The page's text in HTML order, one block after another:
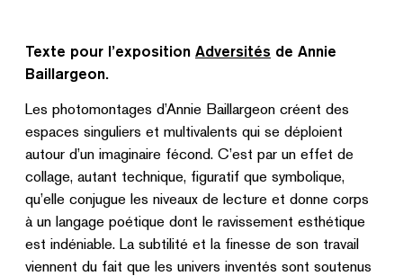
Texte pour l’exposition Adversités de Annie
Baillargeon.
Les photomontages d’Annie Baillargeon créent des
espaces singuliers et multivalents qui se déploient
autour d’un imaginaire fécond. C’est par un effet de
collage, autant technique, figuratif que symbolique,
qu’elle conjugue les niveaux de lecture et donne corps
à un langage poétique dont le ravissement esthétique
est indéniable. La subtilité et la finesse de son travail
viennent du fait que les univers inventés sont soutenus